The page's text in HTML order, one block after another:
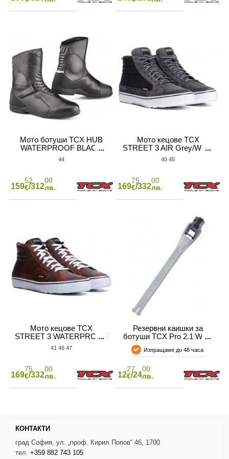
Мото ботуши TCX HUB
WATERPROOF BLACK
44
159
52
€/312
00
лв.
Мото кецове TCX
STREET 3 AIR Grey/White
40 45
169
75
€/332
00
лв.
Мото кецове TCX
STREET 3 WATERPROOF
Brown/White
41 46 47
169
75
€/332
00
лв.
Резервни каишки за
ботуши TCX Pro 2.1 WHT
20cm
Изпращаме до 48 часа
12
27
€/24
00
лв.
КОНТАКТИ
град София, ул. „проф. Кирил Попов“ 46, 1700
тел. +359 882 743 105